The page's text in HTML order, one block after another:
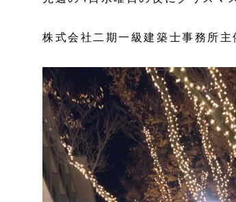
株式会社二期一級建築士事務所